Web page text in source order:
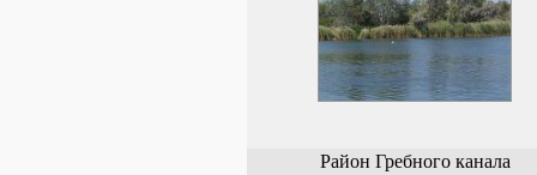
Район Гребного канала